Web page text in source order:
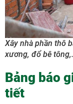
Xây nhà phần thô
xương, đổ bê
Bảng báo
tiết